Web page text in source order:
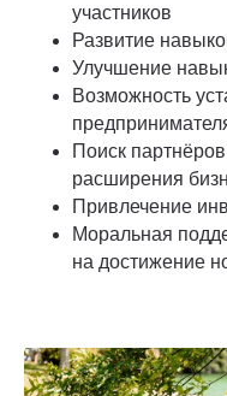
участников
Развитие
Улучшение
Возможность
Поиск
расширения
Привлечение
Моральная
на достижение